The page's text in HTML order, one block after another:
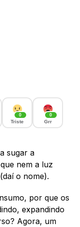
0
Triste
0
Grr
sugar a
nem a luz
o nome).
por que os
expandindo
Agora, um